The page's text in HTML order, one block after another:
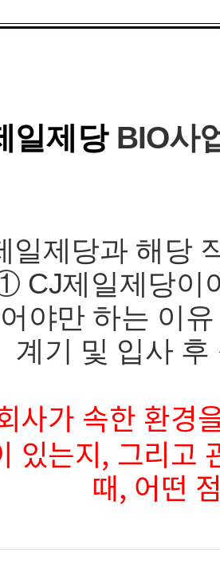
일제당 BIO사
일제당과 해당
CJ제일제당이
야만 하는 이
계기 및 입사
사가 속한 환경
있는지, 그리고
때, 어떤